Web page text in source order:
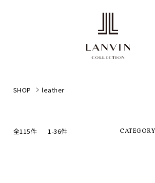
SHOP leather
全115件 1-36件 CATEGORY